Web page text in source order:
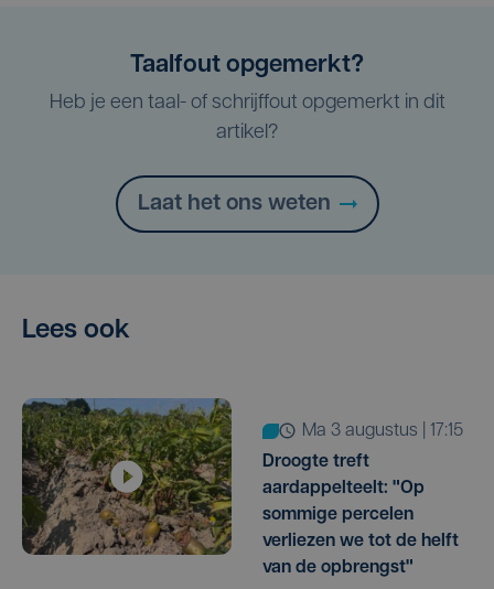
Taalfout opgemerkt?
Heb je een taal- of schrijffout opgemerkt in dit
artikel?
Laat het ons weten
Lees ook
ma 3 augustus | 17:15
Droogte treft
aardappelteelt: "Op
sommige percelen
verliezen we tot de helft
van de opbrengst"